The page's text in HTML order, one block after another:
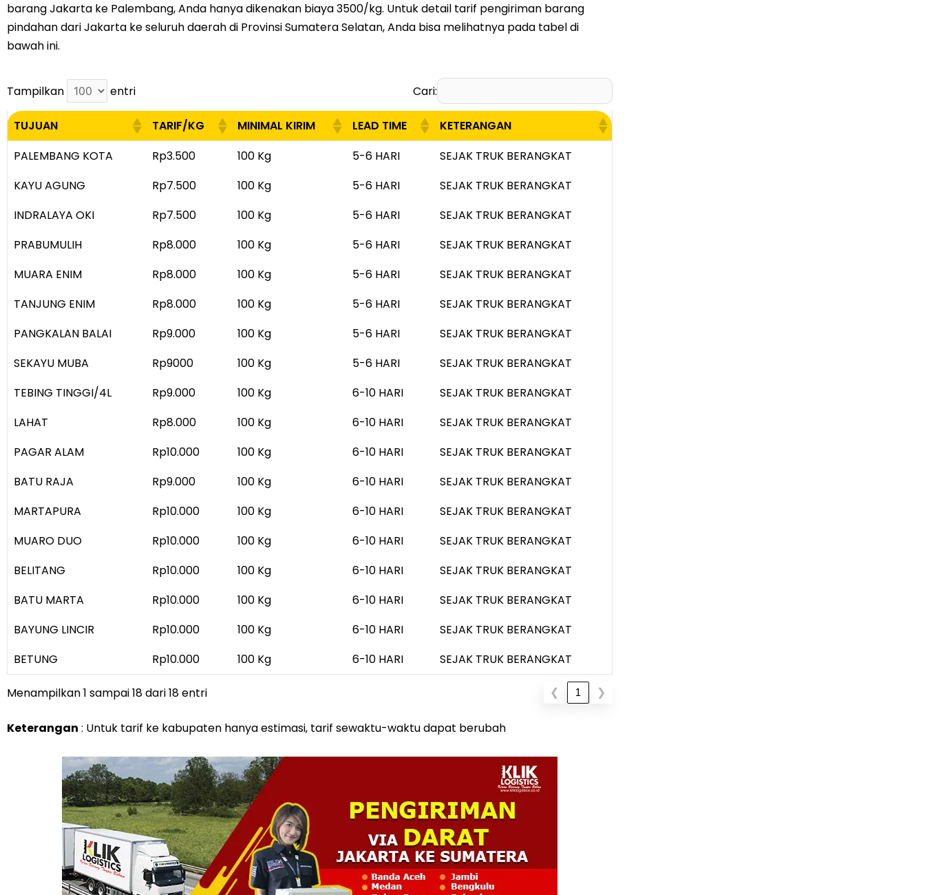
barang Jakarta ke Palembang, Anda hanya dikenakan biaya 3500/kg. Untuk detail tarif pengiriman barang
pindahan dari Jakarta ke seluruh daerah di Provinsi Sumatera Selatan, Anda bisa melihatnya pada tabel di
bawah ini.
Tampilkan entri Cari:
TUJUAN TARIF/KG MINIMAL KIRIM LEAD TIME
KETERANGAN
TUJUAN
TARIF/KG MINIMAL KIRIM LEAD TIME KETERANGAN
PALEMBANG KOTA Rp3.500 100 Kg 5-6 HARI
SEJAK TRUK BERANGKAT
KAYU AGUNG
Rp7.500 100 Kg 5-6 HARI
SEJAK TRUK BERANGKAT
INDRALAYA OKI
Rp7.500 100 Kg 5-6 HARI
SEJAK TRUK BERANGKAT
PRABUMULIH
Rp8.000 100 Kg 5-6 HARI
SEJAK TRUK BERANGKAT
MUARA ENIM
Rp8.000 100 Kg 5-6 HARI
SEJAK TRUK BERANGKAT
TANJUNG ENIM
Rp8.000 100 Kg 5-6 HARI
SEJAK TRUK BERANGKAT
PANGKALAN BALAI
Rp9.000 100 Kg 5-6 HARI
SEJAK TRUK BERANGKAT
SEKAYU MUBA
Rp9000 100 Kg 5-6 HARI
SEJAK TRUK BERANGKAT
TEBING TINGGI/4L
Rp9.000 100 Kg 6-10 HARI
SEJAK TRUK BERANGKAT
LAHAT
Rp8.000 100 Kg 6-10 HARI
SEJAK TRUK BERANGKAT
PAGAR ALAM
Rp10.000 100 Kg 6-10 HARI
SEJAK TRUK BERANGKAT
BATU RAJA
Rp9.000 100 Kg 6-10 HARI
SEJAK TRUK BERANGKAT
MARTAPURA
Rp10.000 100 Kg 6-10 HARI
SEJAK TRUK BERANGKAT
MUARO DUO
Rp10.000 100 Kg 6-10 HARI
SEJAK TRUK BERANGKAT
BELITANG
Rp10.000 100 Kg 6-10 HARI
SEJAK TRUK BERANGKAT
BATU MARTA
Rp10.000 100 Kg 6-10 HARI
SEJAK TRUK BERANGKAT
BAYUNG LINCIR
Rp10.000 100 Kg 6-10 HARI
SEJAK TRUK BERANGKAT
BETUNG
Rp10.000 100 Kg 6-10 HARI SEJAK TRUK BERANGKAT
Menampilkan 1 sampai 18 dari 18 entri ❮ 1 ❯
Keterangan : Untuk tarif ke kabupaten hanya estimasi, tarif sewaktu-waktu dapat berubah